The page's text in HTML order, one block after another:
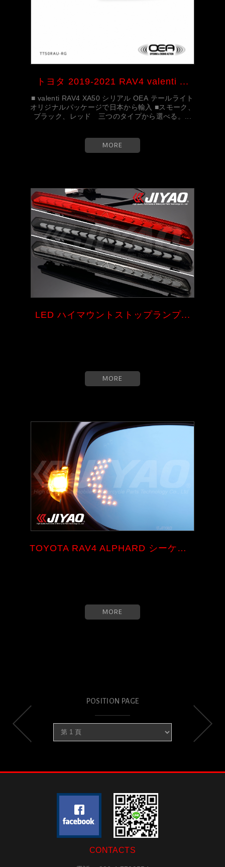
トヨタ 2019-2021 RAV4 valenti ...
■ valenti RAV4 XA50 シリアル OEA テールライト
オリジナルパッケージで日本から輸入 ■スモーク、
ブラック、レッド 三つのタイプから選べる。...
MORE
LED ハイマウントストップランプ...
MORE
TOYOTA RAV4 ALPHARD シーケンシ...
MORE
POSITION PAGE
CONTACTS